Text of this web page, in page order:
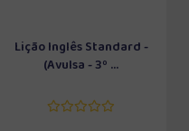
Lição Inglês Standard -
(Avulsa - 3º ...